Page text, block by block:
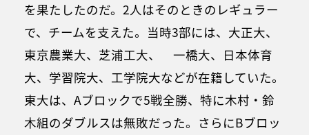
を果たしたのだ。2人はそのときのレギュラー
で、チームを支えた。当時3部には、大正大、
東京農業大、芝浦工大、 一橋大、日本体育
大、学習院大、工学院大などが在籍していた。
東大は、Aブロックで5戦全勝、特に木村・鈴
木組のダブルスは無敗だった。さらにBブロッ